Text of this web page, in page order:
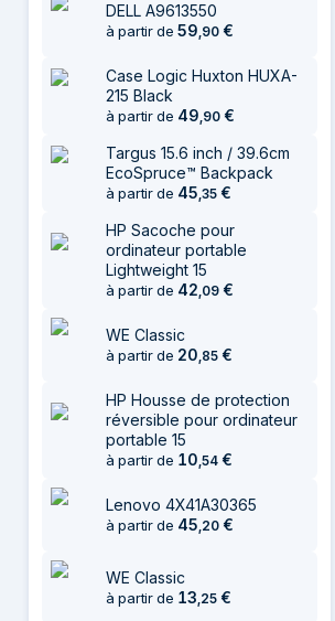
DELL A9613550
à partir de 59,90 €
Case Logic Huxton HUXA-
215 Black
à partir de 49,90 €
Targus 15.6 inch / 39.6cm
EcoSpruce™ Backpack
à partir de 45,35 €
HP Sacoche pour
ordinateur portable
Lightweight 15
à partir de 42,09 €
WE Classic
à partir de 20,85 €
HP Housse de protection
réversible pour ordinateur
portable 15
à partir de 10,54 €
Lenovo 4X41A30365
à partir de 45,20 €
WE Classic
à partir de 13,25 €